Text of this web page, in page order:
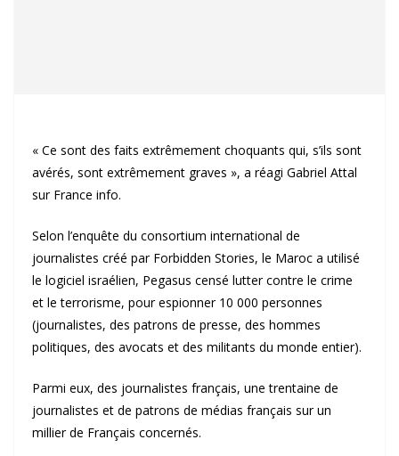
« Ce sont des faits extrêmement choquants qui, s’ils sont
avérés, sont extrêmement graves », a réagi Gabriel Attal
sur France info.
Selon l’enquête du consortium international de
journalistes créé par Forbidden Stories, le Maroc a utilisé
le logiciel israélien, Pegasus censé lutter contre le crime
et le terrorisme, pour espionner 10 000 personnes
(journalistes, des patrons de presse, des hommes
politiques, des avocats et des militants du monde entier).
Parmi eux, des journalistes français, une trentaine de
journalistes et de patrons de médias français sur un
millier de Français concernés.